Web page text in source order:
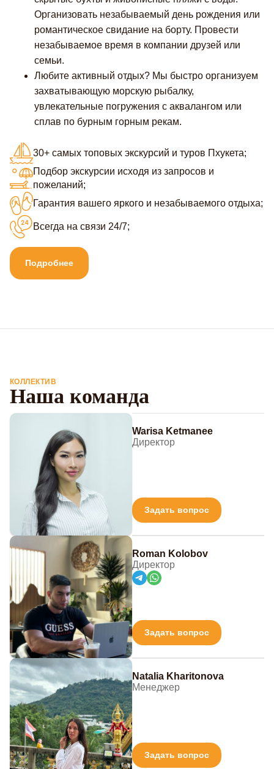
Организовать незабываемый день рождения или
романтическое свидание на борту. Провести
незабываемое время в компании друзей или
семьи.
Любите активный отдых? Мы быстро организуем
захватывающую морскую рыбалку,
увлекательные погружения с аквалангом или
сплав по бурным горным рекам.
30+ самых топовых экскурсий и туров Пхукета;
Подбор экскурсии исходя из запросов и
пожеланий;
Гарантия вашего яркого и незабываемого отдыха;
Всегда на связи 24/7;
Подробнее
КОЛЛЕКТИВ
Наша команда
Warisa Ketmanee
Директор
Задать вопрос
Roman Kolobov
Директор
Задать вопрос
Natalia Kharitonova
Менеджер
Задать вопрос